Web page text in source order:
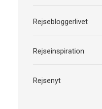
Rejsebloggerlivet
Rejseinspiration
Rejsenyt